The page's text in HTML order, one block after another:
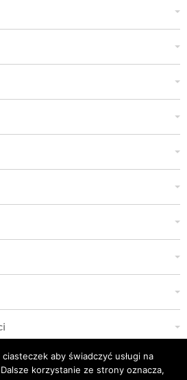
aby świadczyć usługi na
korzystanie ze strony oznacza,